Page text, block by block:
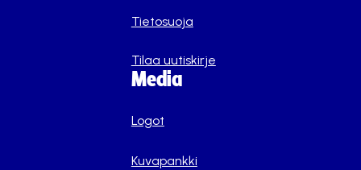
Tietosuoja
Tilaa uutiskirje
Media
Logot
Kuvapankki